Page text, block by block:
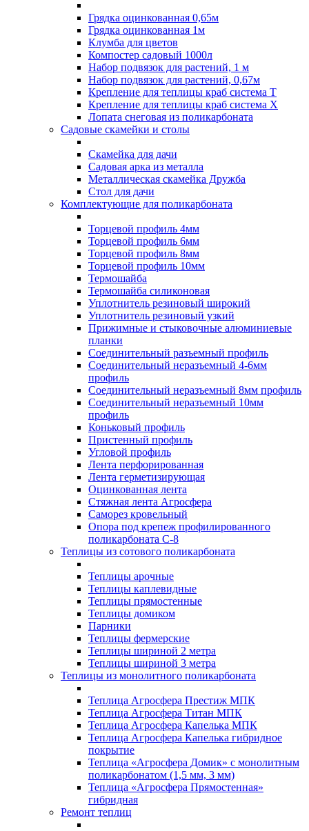
Грядка оцинкованная 0,65м
Грядка оцинкованная 1м
Клумба для цветов
Компостер садовый 1000л
Набор подвязок для растений, 1 м
Набор подвязок для растений, 0,67м
Крепление для теплицы краб система Т
Крепление для теплицы краб система Х
Лопата снеговая из поликарбоната
Садовые скамейки и столы
Скамейка для дачи
Садовая арка из металла
Металлическая скамейка Дружба
Стол для дачи
Комплектующие для поликарбоната
Торцевой профиль 4мм
Торцевой профиль 6мм
Торцевой профиль 8мм
Торцевой профиль 10мм
Термошайба
Термошайба силиконовая
Уплотнитель резиновый широкий
Уплотнитель резиновый узкий
Прижимные и стыковочные алюминиевые
планки
Соединительный разъемный профиль
Соединительный неразъемный 4-6мм
профиль
Соединительный неразъемный 8мм профиль
Соединительный неразъемный 10мм
профиль
Коньковый профиль
Пристенный профиль
Угловой профиль
Лента перфорированная
Лента герметизирующая
Оцинкованная лента
Стяжная лента Агросфера
Саморез кровельный
Опора под крепеж профилированного
поликарбоната С-8
Теплицы из сотового поликарбоната
Теплицы арочные
Теплицы каплевидные
Теплицы прямостенные
Теплицы домиком
Парники
Теплицы фермерские
Теплицы шириной 2 метра
Теплицы шириной 3 метра
Теплицы из монолитного поликарбоната
Теплица Агросфера Престиж МПК
Теплица Агросфера Титан МПК
Теплица Агросфера Капелька МПК
Теплица Агросфера Капелька гибридное
покрытие
Теплица «Агросфера Домик» с монолитным
поликарбонатом (1,5 мм, 3 мм)
Теплица «Агросфера Прямостенная»
гибридная
Ремонт теплиц